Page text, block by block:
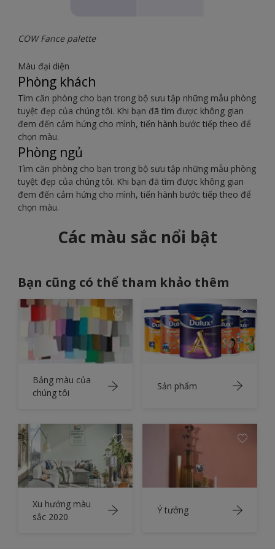
COW Fance palette
Màu đại diện
Phòng khách
Tìm căn phòng cho bạn trong bộ sưu tập những mẫu phòng
tuyệt đẹp của chúng tôi. Khi bạn đã tìm được không gian
đem đến cảm hứng cho mình, tiến hành bước tiếp theo để
chọn màu.
Phòng ngủ
Tìm căn phòng cho bạn trong bộ sưu tập những mẫu phòng
tuyệt đẹp của chúng tôi. Khi bạn đã tìm được không gian
đem đến cảm hứng cho mình, tiến hành bước tiếp theo để
chọn màu.
Các màu sắc nổi bật
Bạn cũng có thể tham khảo thêm
Bảng màu của
chúng tôi
Sản phẩm
Xu hướng màu
sắc 2020
Ý tưởng